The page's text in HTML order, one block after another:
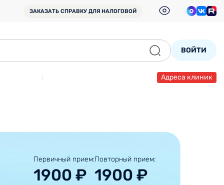
ЗАКАЗАТЬ СПРАВКУ ДЛЯ НАЛОГОВОЙ
ВОЙТИ
Адреса клиник
Первичный прием:
1900 ₽
Повторный прием:
1900 ₽